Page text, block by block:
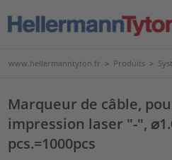
www.hellermanntyton.fr > Produits >
Marqueur de câble,
impression laser "-",
pcs.=1000pcs